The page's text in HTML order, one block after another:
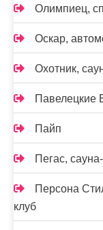
Олимпиец,
Оскар,
Охотник,
Павелецкие
Пайп
Пегас,
Персона
клуб